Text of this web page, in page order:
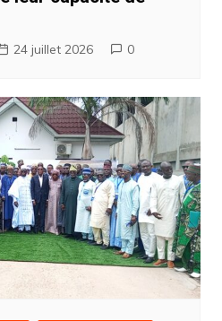
24 juillet 2026 0